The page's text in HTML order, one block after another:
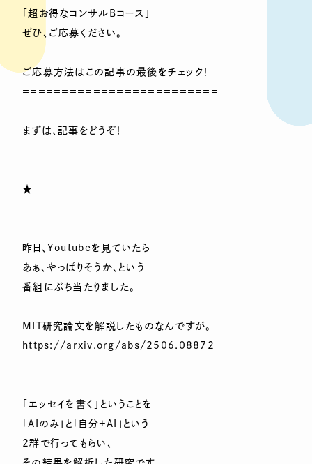
「超お得なコンサルBコース」
ぜひ、ご応募ください。
ご応募方法はこの記事の最後をチェック！
＝＝＝＝＝＝＝＝＝＝＝＝＝＝＝＝＝＝＝＝＝＝＝＝＝
まずは、記事をどうぞ！
★
昨日、Youtubeを見ていたら
あぁ、やっぱりそうか、という
番組にぶち当たりました。
MIT研究論文を解説したものなんですが。
https://arxiv.org/abs/2506.08872
「エッセイを書く」ということを
「AIのみ」と「自分+AI」という
2群で行ってもらい、